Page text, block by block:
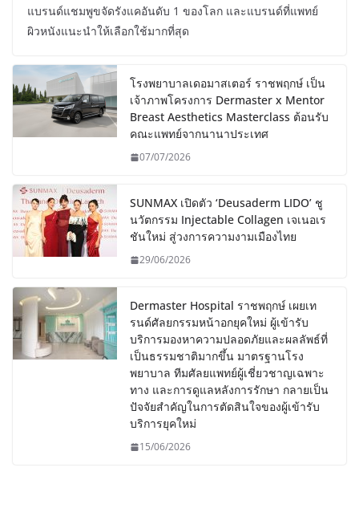
แบรนด์แชมพูขจัดรังแคอันดับ 1 ของโลก และแบรนด์ที่แพทย์
ผิวหนังแนะนำให้เลือกใช้มากที่สุด
โรงพยาบาลเดอมาสเตอร์ ราชพฤกษ์ เป็น
เจ้าภาพโครงการ Dermaster x Mentor
Breast Aesthetics Masterclass ต้อนรับ
คณะแพทย์จากนานาประเทศ
07/07/2026
SUNMAX เปิดตัว ‘Deusaderm LIDO’ ชู
นวัตกรรม Injectable Collagen เจเนอเร
ชันใหม่ สู่วงการความงามเมืองไทย
29/06/2026
Dermaster Hospital ราชพฤกษ์ เผยเท
รนด์ศัลยกรรมหน้าอกยุคใหม่ ผู้เข้ารับ
บริการมองหาความปลอดภัยและผลลัพธ์ที่
เป็นธรรมชาติมากขึ้น มาตรฐานโรง
พยาบาล ทีมศัลยแพทย์ผู้เชี่ยวชาญเฉพาะ
ทาง และการดูแลหลังการรักษา กลายเป็น
ปัจจัยสำคัญในการตัดสินใจของผู้เข้ารับ
บริการยุคใหม่
15/06/2026